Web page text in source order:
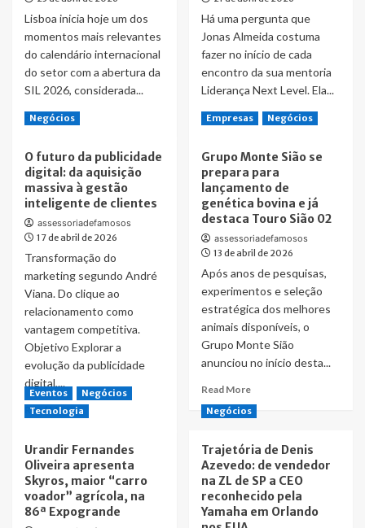
ganha
protagonismo
2028
marcenaria,
artesão
materiais
e
cria
com
Lisboa inicia hoje um dos
momentos mais relevantes
do calendário internacional
do setor com a abertura da
SIL 2026, considerada...
Read MoreRead
Sophia
Martins
lidera
Live
Session
da
Vision
Partners
na
abertura
da
SIL
2026
Há uma pergunta que
Jonas Almeida costuma
fazer no início de cada
encontro da sua mentoria
Liderança Next Level. Ela...
Read MoreRead
“Jonas
Almeida”,
o
escritor
que
ensina
líderes
a
nível
por
dentro
Negócios
O futuro da publicidade
digital: da aquisição
massiva à gestão
inteligente de clientes
assessoriadefamosos
17 de abril de 2026
Transformação do
marketing segundo André
Viana. Do clique ao
relacionamento como
vantagem competitiva.
Objetivo Explorar a
evolução da publicidade
digital,...
Read MoreRead
O
futuro
da
publicidade
digital:
Empresas Negócios
Grupo Monte Sião se
prepara para
lançamento de
genética bovina e já
destaca Touro Sião 02
assessoriadefamosos
13 de abril de 2026
Após anos de pesquisas,
experimentos e seleção
estratégica dos melhores
animais disponíveis, o
Grupo Monte Sião
anunciou no início desta...
Read MoreRead
more
about
Monte
Sião
se
prepara
para
Eventos
Negócios
Tecnologia
Urandir Fernandes
Oliveira apresenta
Skyros, maior “carro
voador” agrícola, na
86ª Expogrande
Negócios
Trajetória de Denis
Azevedo: de vendedor
na ZL de SP a CEO
reconhecido pela
Yamaha em Orlando